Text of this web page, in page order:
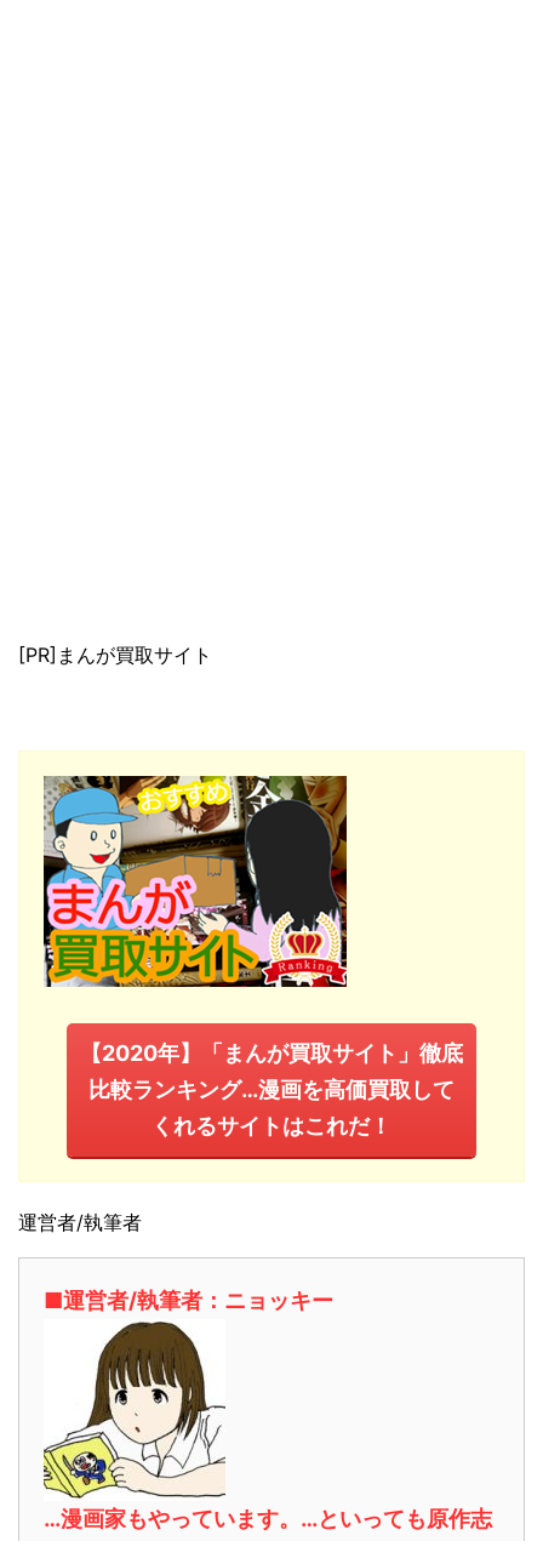
[PR]まんが買取サイト
【2020年】「まんが買取サイト」徹底
比較ランキング…漫画を高価買取して
くれるサイトはこれだ！
運営者/執筆者
■運営者/執筆者：ニョッキー
…漫画家もやっています。…といっても原作志